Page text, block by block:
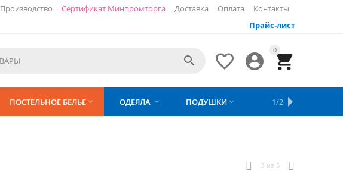
Производство Сертификат Минпромторга Доставка Оплата
Контакты
Прайс-лист
0




ПОСТЕЛЬНОЕ БЕЛЬЕ  ОДЕЯЛА  ПОДУШКИ  ПОЛОТЕНЦА
1/2
3 из 5